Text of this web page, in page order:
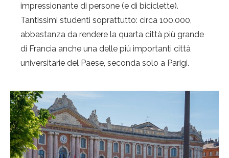
impressionante di persone (e di biciclette).
Tantissimi studenti soprattutto: circa 100.000,
abbastanza da rendere la quarta città più grande
di Francia anche una delle più importanti città
universitarie del Paese, seconda solo a Parigi.